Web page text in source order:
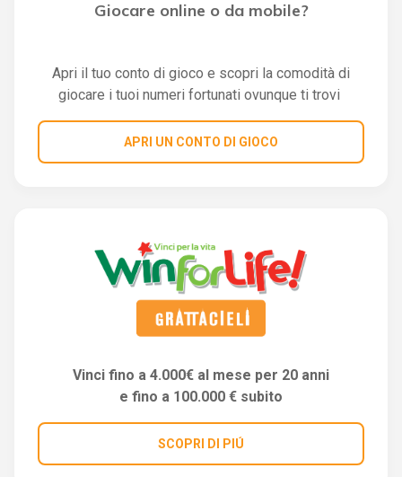
Giocare online o da mobile?
Apri il tuo conto di gioco e scopri la comodità di
giocare i tuoi numeri fortunati ovunque ti trovi
APRI UN CONTO DI GIOCO
Vinci fino a 4.000€ al mese per 20 anni
e fino a 100.000 € subito
SCOPRI DI PIÚ